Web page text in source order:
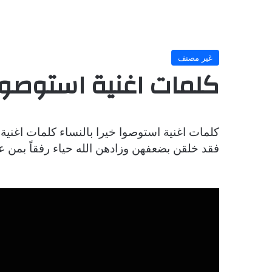
غير مصنف
كلمات اغنية
كلمات اغنية استوصوا خيرا بالنساء كلمات
فقد خلقن بضعفهن وزادهن الله حياء رفقاً بمن